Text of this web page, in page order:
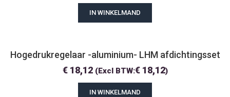
IN WINKELMAND
Hogedrukregelaar -aluminium- LHM afdichtingsset
€18,12 (Excl BTW:€18,12)
IN WINKELMAND